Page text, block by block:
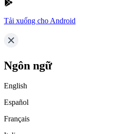
Tải xuống cho Android
Ngôn ngữ
English
Español
Français